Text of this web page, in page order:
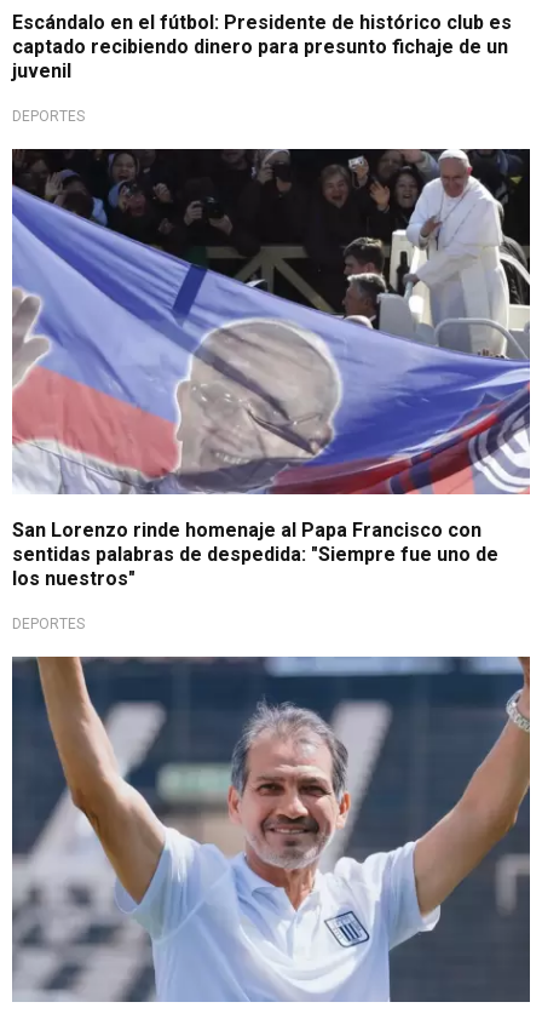
Escándalo en el fútbol: Presidente de histórico club es
captado recibiendo dinero para presunto fichaje de un
juvenil
DEPORTES
Recuerdan al sumo pontífice
San Lorenzo rinde homenaje al Papa Francisco con
sentidas palabras de despedida: "Siempre fue uno de
los nuestros"
DEPORTES
Agradecido